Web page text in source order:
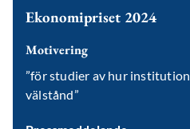
Ekonomipriset 2024
Motivering
”för studier av hur
välstånd”